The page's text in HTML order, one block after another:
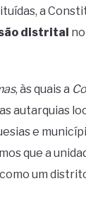
a
distrital
, às quais a
autarquias
e
que a
um